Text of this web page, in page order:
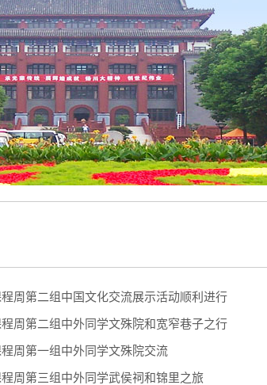
周第二组中国文化交流展示活动顺利进行
周第二组中外同学文殊院和宽窄巷子之行
周第一组中外同学文殊院交流
周第三组中外同学武侯祠和锦里之旅